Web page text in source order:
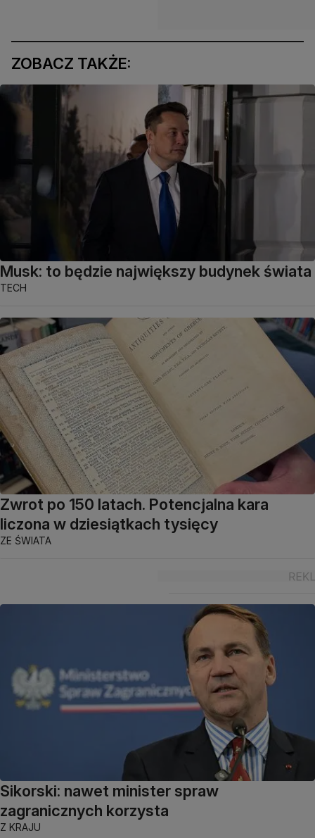
ZOBACZ TAKŻE:
Musk: to będzie największy budynek świata
TECH
Zwrot po 150 latach. Potencjalna kara
liczona w dziesiątkach tysięcy
ZE ŚWIATA
Sikorski: nawet minister spraw
zagranicznych korzysta
Z KRAJU